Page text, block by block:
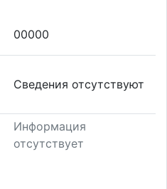
00000
Cведения отсутствуют
Информация
отсутствует